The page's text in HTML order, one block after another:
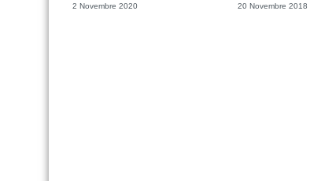
2 Novembre 2020 20 Novembre 2018